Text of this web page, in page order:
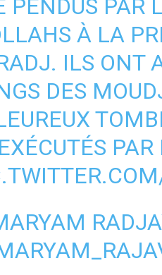
PENDUS PAR
À LA
ILS ONT
DES